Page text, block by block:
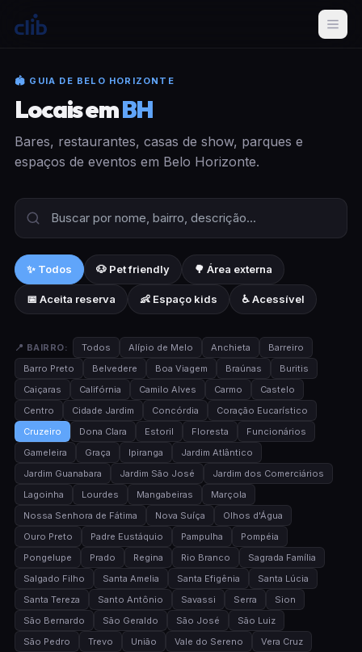
🏟 GUIA DE BELO HORIZONTE
Locais emBH
Bares, restaurantes, casas de show, parques e
espaços de eventos em Belo Horizonte.
✨ Todos 🐶 Pet friendly 🌳 Área externa
📅 Aceita reserva 👶 Espaço kids ♿ Acessível
📍 BAIRRO: Todos Alípio de Melo Anchieta
Barreiro
Barro Preto
Belvedere Boa Viagem Braúnas
Buritis
Caiçaras
Califórnia Camilo Alves Carmo
Castelo
Centro
Cidade Jardim Concórdia
Coração Eucarístico
Cruzeiro
Dona Clara Estoril Floresta
Funcionários
Gameleira
Graça Ipiranga
Jardim Atlântico
Jardim Guanabara
Jardim São José
Jardim dos Comerciários
Lagoinha
Lourdes Mangabeiras
Marçola
Nossa Senhora de Fátima
Nova Suíça
Olhos d'Água
Ouro Preto
Padre Eustáquio Pampulha
Pompéia
Pongelupe
Prado Regina Rio Branco
Sagrada Família
Salgado Filho
Santa Amelia Santa Efigênia
Santa Lúcia
Santa Tereza
Santo Antônio Savassi Serra
Sion
São Bernardo
São Geraldo São José
São Luiz
São Pedro
Trevo União Vale do Sereno
Vera Cruz